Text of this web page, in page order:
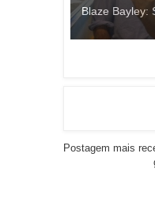
Blaze Bayley:
Postagem mais